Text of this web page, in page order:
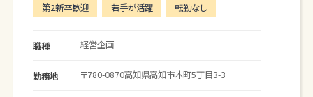
生の対応、社内イベントでは企画運営などを行って
できる人、営業経験を活かしたい人、企画すること
第2新卒歓迎
若手が活躍 転勤なし
職種 経営企画
勤務地 〒780-0870高知県高知市本町5丁目3-3